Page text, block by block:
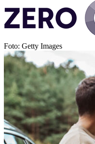
Foto: Getty Images